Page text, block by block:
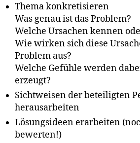
Thema konkretisieren
Was genau ist das Problem?
Welche Ursachen kennen
Wie wirken sich diese
Problem aus?
Welche Gefühle werden
erzeugt?
Sichtweisen der beteiligten
herausarbeiten
Lösungsideen erarbeiten
bewerten!)